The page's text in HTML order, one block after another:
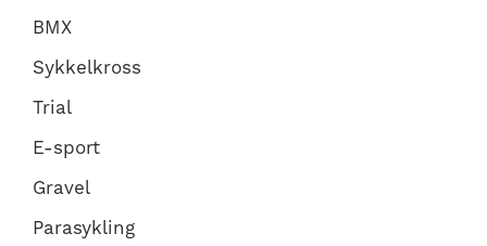
BMX
Sykkelkross
Trial
E-sport
Gravel
Parasykling